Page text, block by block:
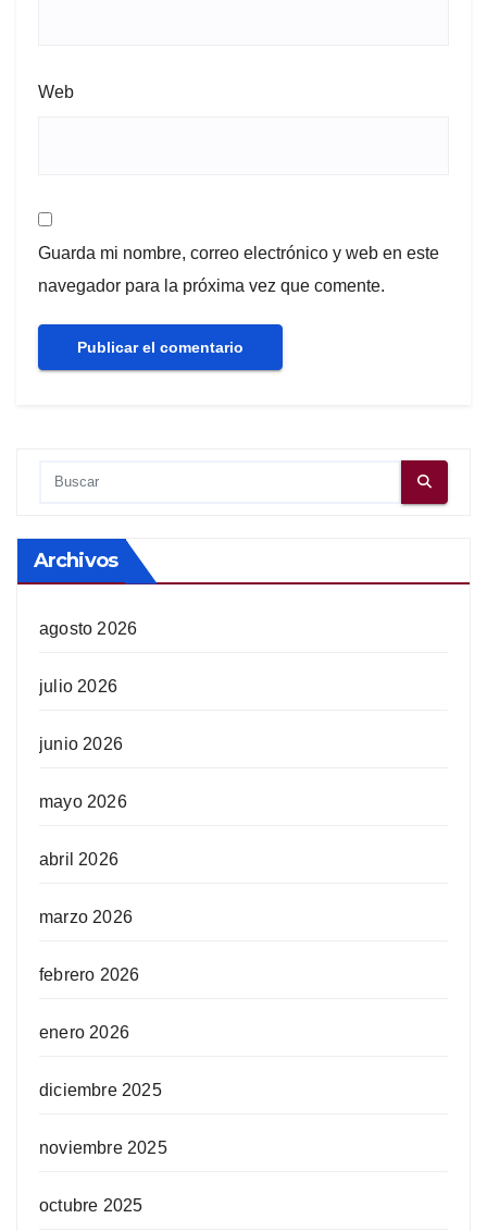
Web
Guarda mi nombre, correo electrónico y web en este
navegador para la próxima vez que comente.
Archivos
agosto 2026
julio 2026
junio 2026
mayo 2026
abril 2026
marzo 2026
febrero 2026
enero 2026
diciembre 2025
noviembre 2025
octubre 2025